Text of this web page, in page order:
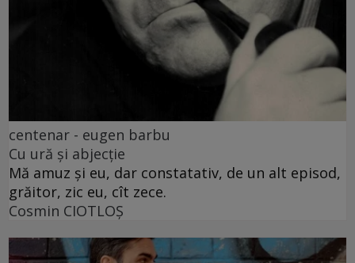
centenar - eugen barbu
Cu ură și abjecție
Mă amuz și eu, dar constatativ, de un alt episod,
grăitor, zic eu, cît zece.
Cosmin CIOTLOŞ